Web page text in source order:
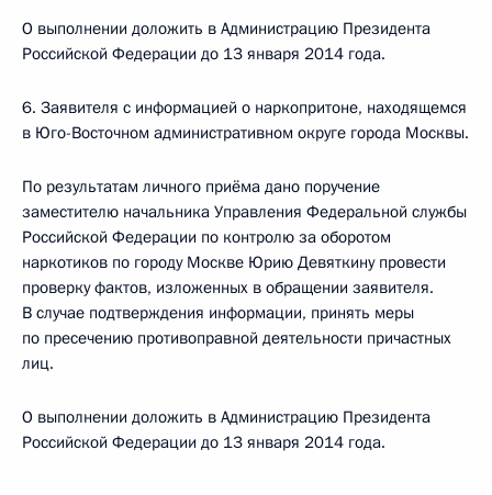
О выполнении доложить в Администрацию Президента
Российской Федерации до 13 января 2014 года.
6. Заявителя с информацией о наркопритоне, находящемся
в Юго-Восточном административном округе города Москвы.
По результатам личного приёма дано поручение
заместителю начальника Управления Федеральной службы
Российской Федерации по контролю за оборотом
наркотиков по городу Москве Юрию Девяткину провести
проверку фактов, изложенных в обращении заявителя.
В случае подтверждения информации, принять меры
по пресечению противоправной деятельности причастных
лиц.
О выполнении доложить в Администрацию Президента
Российской Федерации до 13 января 2014 года.